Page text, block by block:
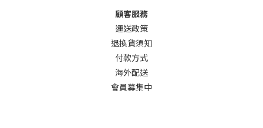
顧客服務
運送政策
退換貨須知
付款方式
海外配送
會員募集中